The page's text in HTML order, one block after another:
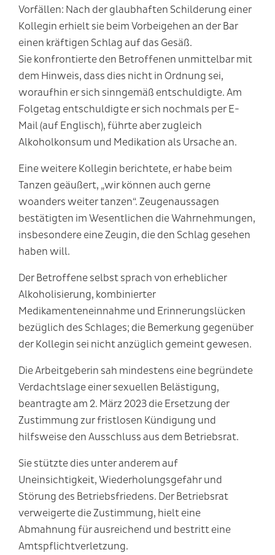
Vorfällen: Nach der glaubhaften Schilderung einer
Kollegin erhielt sie beim Vorbeigehen an der Bar
einen kräftigen Schlag auf das Gesäß.
Sie konfrontierte den Betroffenen unmittelbar mit
dem Hinweis, dass dies nicht in Ordnung sei,
woraufhin er sich sinngemäß entschuldigte. Am
Folgetag entschuldigte er sich nochmals per E-
Mail (auf Englisch), führte aber zugleich
Alkoholkonsum und Medikation als Ursache an.
Eine weitere Kollegin berichtete, er habe beim
Tanzen geäußert, „wir können auch gerne
woanders weiter tanzen“. Zeugenaussagen
bestätigten im Wesentlichen die Wahrnehmungen,
insbesondere eine Zeugin, die den Schlag gesehen
haben will.
Der Betroffene selbst sprach von erheblicher
Alkoholisierung, kombinierter
Medikamenteneinnahme und Erinnerungslücken
bezüglich des Schlages; die Bemerkung gegenüber
der Kollegin sei nicht anzüglich gemeint gewesen.
Die Arbeitgeberin sah mindestens eine begründete
Verdachtslage einer sexuellen Belästigung,
beantragte am 2. März 2023 die Ersetzung der
Zustimmung zur fristlosen Kündigung und
hilfsweise den Ausschluss aus dem Betriebsrat.
Sie stützte dies unter anderem auf
Uneinsichtigkeit, Wiederholungsgefahr und
Störung des Betriebsfriedens. Der Betriebsrat
verweigerte die Zustimmung, hielt eine
Abmahnung für ausreichend und bestritt eine
Amtspflichtverletzung.